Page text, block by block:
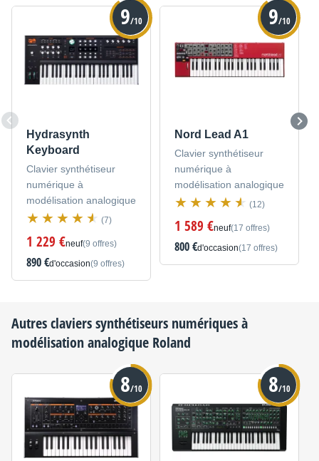
9/10
Hydrasynth
Keyboard
Clavier synthétiseur
numérique à
modélisation analogique
(7)
1 229 €neuf(9 offres)
890 €d'occasion(9 offres)
9/10
Nord Lead A1
Clavier synthétiseur
numérique à
modélisation analogique
(12)
1 589 €neuf(17 offres)
800 €d'occasion(17 offres)
Autres claviers synthétiseurs numériques à
modélisation analogique Roland
8/10 8/10